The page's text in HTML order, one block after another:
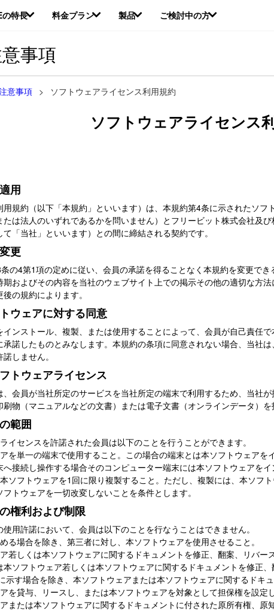
文
特長 料金プラン 製品 ご検討中の方
事項
意事項 > ソフトウェアライセンス利用規約
ソフトウェアライセンス
用
用規約（以下「本規約」といいます）は、本規約第4条に示されたソ
たは法人のいずれであるかを問いません）とフリービット株式会社及
「当社」といいます）との間に締結される契約です。
更
の4第1項の定めに従い、会員の承諾を得ることなく本規約を変更で
およびその内容を当社のウェブサイト上での掲示その他の適切な方
の規約によります。
ウェアに対する同意
インストール、複製、または使用することによって、会員が自己責任
承諾したものとみなします。本規約の条項に同意されない場合、当社
しません。
トウェアライセンス
、会員が当社所定のサービスを当社所定の端末で利用するため、当社
物（マニュアルなどの文書）または電子文書（オンラインデータ）を
範囲
イセンスを許諾された会員は以下のことを行うことができます。
を単一の端末で使用すること。この場合の端末とは本ソフトウェア
へ接続し操作する場合そのコンピューター端末には本ソフトウェアをイ
ソフトウェアを1回に限り複製すること。ただし、複製には、本ソフ
トウェアを一切改変しないことを条件とします。
権利および制限
用許諾において、会員は以下のことを行なうことはできません。
る場合を除き、第三者に対し、本ソフトウェアを使用させること。
若しくは本ソフトウェアに関するドキュメントを修正、翻案、リバ
ソフトウェア若しくは本ソフトウェアに関するドキュメントを修正、
示す場合を除き、本ソフトウェアまたは本ソフトウェアに関するドキュ
を貸与、リースし、または本ソフトウェアを対象として担保権を設定
または本ソフトウェアに関するドキュメントに付された原所有権、原